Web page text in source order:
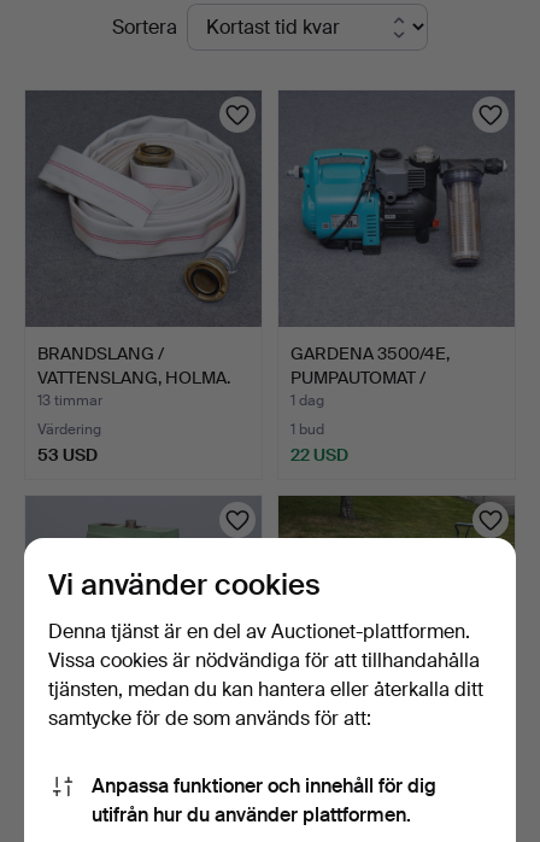
Kalmar
PågåendeSortera
BRANDSLANG /
VATTENSLANG, HOLMA.
13 timmar
Värdering
53 USD
GARDENA 3500/4E,
PUMPAUTOMAT /
VATTENPUMP,…
1 dag
1 bud
22 USD
UPPSAMLARE, HONDA,
4,5 HP.
6 dagar
Vi använder cookies
Denna tjänst är en del av Auctionet-plattformen.
Vissa cookies är nödvändiga för att tillhandahålla
tjänsten, medan du kan hantera eller återkalla ditt
samtycke för de som används för att:
Anpassa funktioner och innehåll för dig
utifrån hur du använder plattformen.